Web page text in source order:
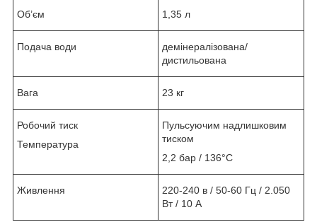
Об’єм 1,35 л
Подача води
демінералізована/
дистильована
Вага 23 кг
Робочий тиск
Температура
Пульсуючим надлишковим
тиском
2,2 бар / 136°С
Живлення
220-240 в / 50-60 Гц / 2.050
Вт / 10 А